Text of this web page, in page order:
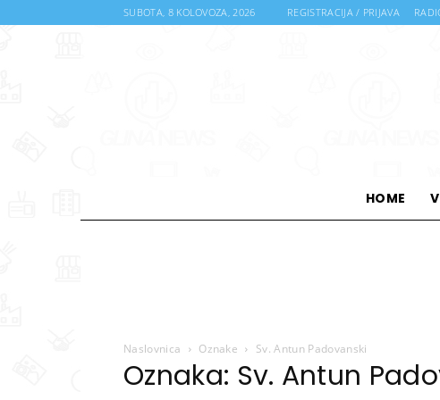
SUBOTA, 8 KOLOVOZA, 2026 REGISTRACIJA / PRIJAVA
HOME
Naslovnica Oznake Sv. Antun Padovanski
Oznaka: Sv. Antun